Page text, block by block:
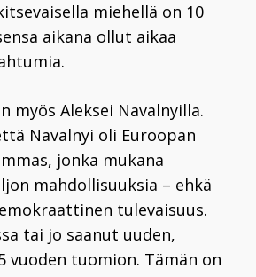
miehellä on 10
aikana ollut aikaa
myös Aleksei Navalnyilla.
Navalnyi oli Euroopan
jonka mukana
mahdollisuuksia – ehkä
tulevaisuus.
tai jo saanut uuden,
vuoden tuomion. Tämän on